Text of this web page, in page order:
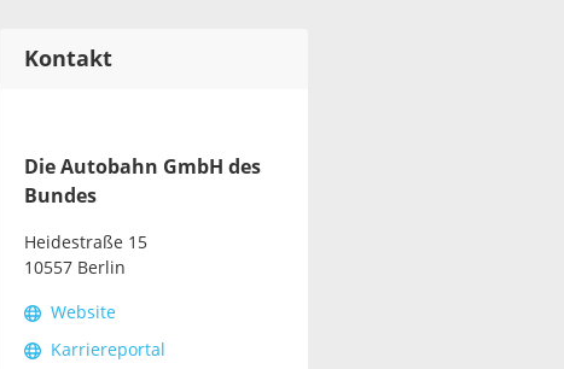
Kontakt
Die Autobahn GmbH des
Bundes
Heidestraße 15
10557 Berlin
Website
Karriereportal